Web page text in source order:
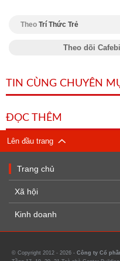
Theo Trí Thức Trẻ
Theo dõi
TIN CÙNG CHUYÊN
ĐỌC THÊM
Lên đầu trang
Trang chủ
Xã hội
Kinh doanh
© Copyright 2012 - 2026 - Công ty Cổ